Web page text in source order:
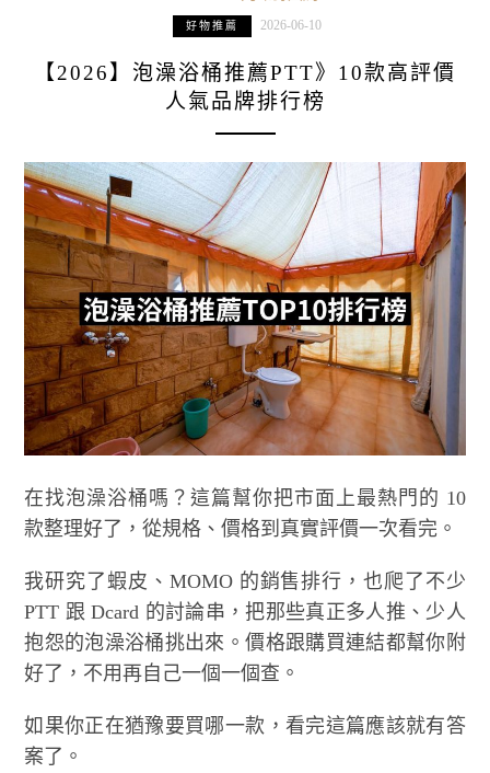
好物推薦 2026-06-10
【2026】泡澡浴桶推薦PTT》10款高評價
人氣品牌排行榜
在找泡澡浴桶嗎？這篇幫你把市面上最熱門的 10
款整理好了，從規格、價格到真實評價一次看完。
我研究了蝦皮、MOMO 的銷售排行，也爬了不少
PTT 跟 Dcard 的討論串，把那些真正多人推、少人
抱怨的泡澡浴桶挑出來。價格跟購買連結都幫你附
好了，不用再自己一個一個查。
如果你正在猶豫要買哪一款，看完這篇應該就有答
案了。